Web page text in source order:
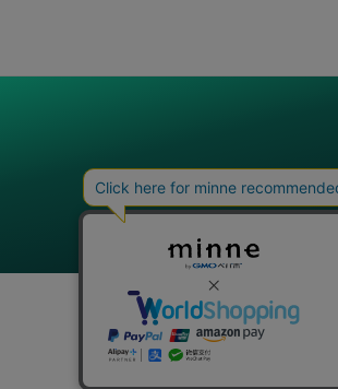
グループサービス
インターネットサービス